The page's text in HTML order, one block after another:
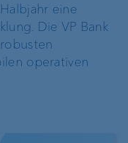
eine
Die VP Bank
operativen